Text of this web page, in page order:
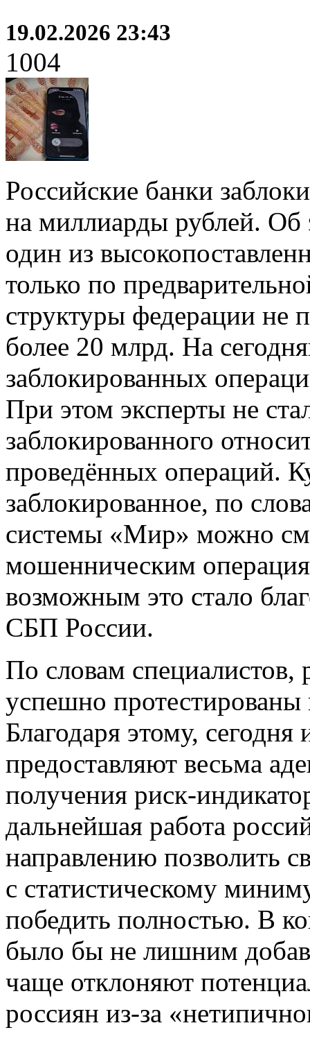
19.02.2026 23:43
1004
Российские банки
на миллиарды рублей. Об
один из
только по
структуры федерации не
более 20 млрд. На
заблокированных
При этом эксперты не
заблокированного
проведённых операций.
заблокированное, по
системы «Мир» можно
мошенническим
возможным это стало
СБП России.
По словам специалистов,
успешно протестированы
Благодаря этому,
предоставляют весьма
получения риск-
дальнейшая работа
направлению позволить
с статистическому
победить полностью. В
было бы не лишним
чаще отклоняют
россиян из-за